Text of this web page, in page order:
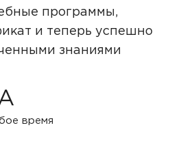
программы,
и теперь успешно
знаниями
время